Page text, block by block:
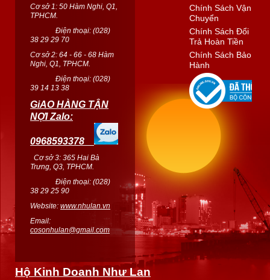
Cơ sở 1: 50 Hàm Nghi, Q1,
TPHCM.
Điện thoại: (028)
38 29 29 70
Cơ sở 2: 64 - 66 - 68 Hàm
Nghi, Q1, TPHCM.
Điện thoại: (028)
39 14 13 38
GiAO HÀNG TẬN
NỢI Zalo:
0968593378
Cơ sở 3: 365 Hai Bà
Trưng, Q3, TPHCM.
Điện thoại: (028)
38 29 25 90
Website: www.nhulan.vn
Email:
cosonhulan@gmail.com
Chính Sách Vận
Chuyển
Chính Sách Đổi
Trả Hoàn Tiền
Chính Sách Bảo
Hành
Hộ Kinh Doanh Như Lan